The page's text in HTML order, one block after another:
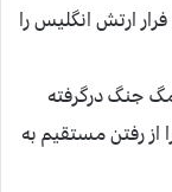
ارتش انگلیس را
جنگ درگرفته
رفتن مستقیم به